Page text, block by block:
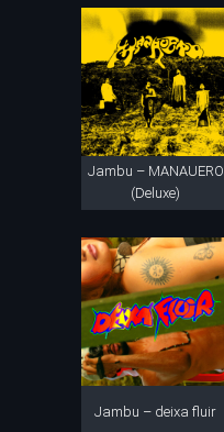
Jambu – MANAUERO
(Deluxe)
Jambu – deixa fluir